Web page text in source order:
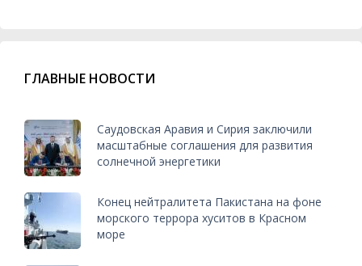
ГЛАВНЫЕ НОВОСТИ
Саудовская Аравия и Сирия заключили
масштабные соглашения для развития
солнечной энергетики
Конец нейтралитета Пакистана на фоне
морского террора хуситов в Красном
море